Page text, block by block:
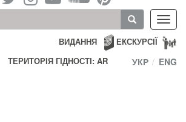
ЕКСКУРСІЇ
ВИДАННЯ
ТЕРИТОРІЯ ГІДНОСТІ: AR
УКР ENG